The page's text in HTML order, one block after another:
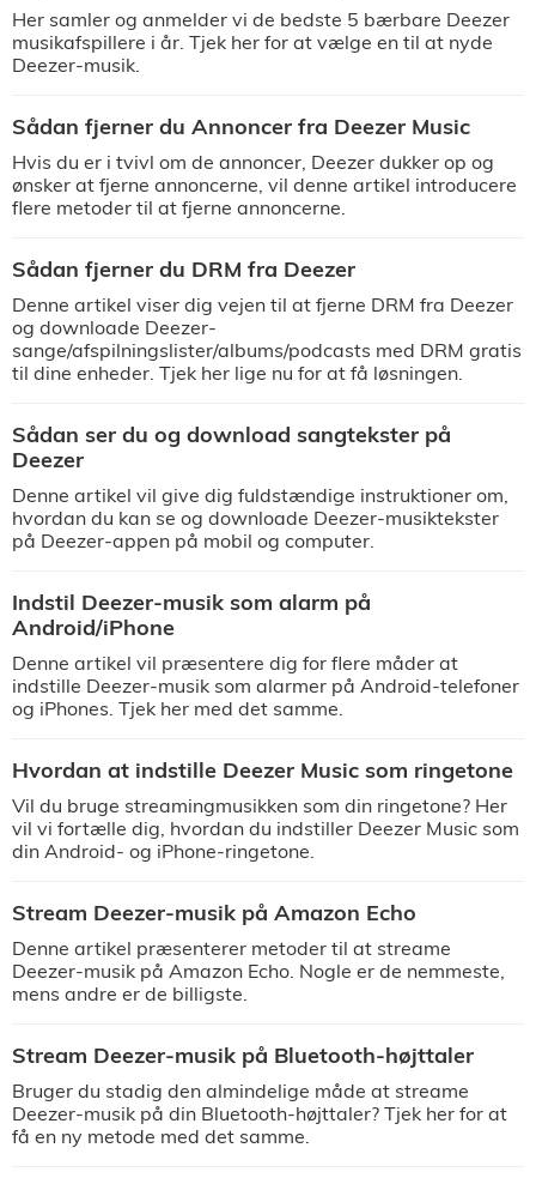
Her samler og anmelder vi de bedste 5 bærbare Deezer
musikafspillere i år. Tjek her for at vælge en til at nyde
Deezer-musik.
Sådan fjerner du Annoncer fra Deezer Music
Hvis du er i tvivl om de annoncer, Deezer dukker op og
ønsker at fjerne annoncerne, vil denne artikel introducere
flere metoder til at fjerne annoncerne.
Sådan fjerner du DRM fra Deezer
Denne artikel viser dig vejen til at fjerne DRM fra Deezer
og downloade Deezer-
sange/afspilningslister/albums/podcasts med DRM gratis
til dine enheder. Tjek her lige nu for at få løsningen.
Sådan ser du og download sangtekster på
Deezer
Denne artikel vil give dig fuldstændige instruktioner om,
hvordan du kan se og downloade Deezer-musiktekster
på Deezer-appen på mobil og computer.
Indstil Deezer-musik som alarm på
Android/iPhone
Denne artikel vil præsentere dig for flere måder at
indstille Deezer-musik som alarmer på Android-telefoner
og iPhones. Tjek her med det samme.
Hvordan at indstille Deezer Music som ringetone
Vil du bruge streamingmusikken som din ringetone? Her
vil vi fortælle dig, hvordan du indstiller Deezer Music som
din Android- og iPhone-ringetone.
Stream Deezer-musik på Amazon Echo
Denne artikel præsenterer metoder til at streame
Deezer-musik på Amazon Echo. Nogle er de nemmeste,
mens andre er de billigste.
Stream Deezer-musik på Bluetooth-højttaler
Bruger du stadig den almindelige måde at streame
Deezer-musik på din Bluetooth-højttaler? Tjek her for at
få en ny metode med det samme.